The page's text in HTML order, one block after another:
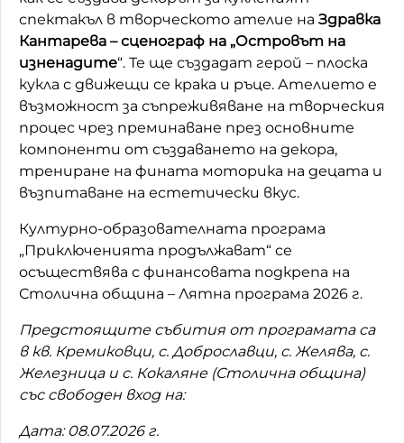
спектакъл в творческото ателие на Здравка
Кантарева – сценограф на „Островът на
изненадите“. Те ще създадат герой – плоска
кукла с движещи се крака и ръце. Ателието е
възможност за съпреживяване на творческия
процес чрез преминаване през основните
компоненти от създаването на декора,
трениране на фината моторика на децата и
възпитаване на естетически вкус.
Културно-образователната програма
„Приключенията продължават“ се
осъществява с финансовата подкрепа на
Столична община – Лятна програма 2026 г.
Предстоящите събития от програмата са
в кв. Кремиковци, с. Доброславци, с. Желява, с.
Железница и с. Кокаляне (Столична община)
със свободен вход на:
Дата: 08.07.2026 г.